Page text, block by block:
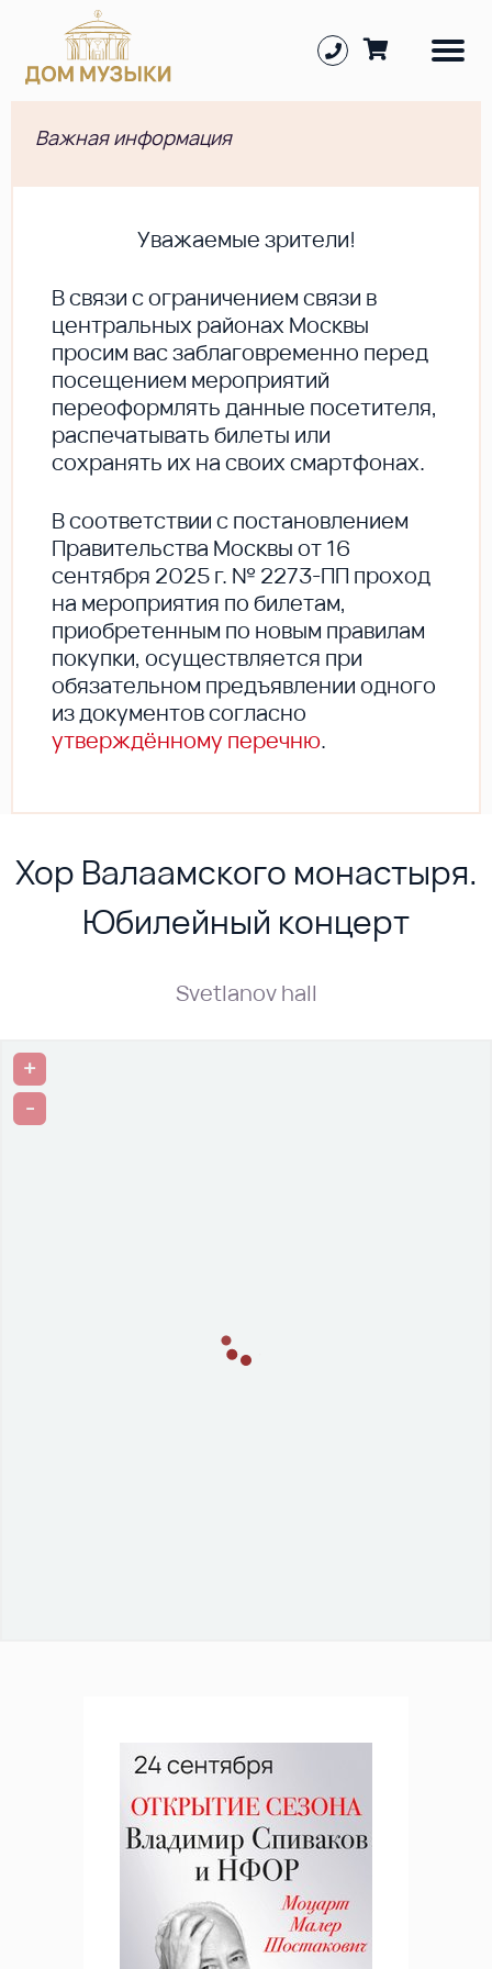
Важная информация
Уважаемые зрители!
В cвязи с ограничением связи в
центральных районах Москвы
просим вас заблаговременно перед
посещением мероприятий
переоформлять данные посетителя,
распечатывать билеты или
сохранять их на своих смартфонах.
В соответствии с постановлением
Правительства Москвы от 16
сентября 2025 г. № 2273-ПП проход
на мероприятия по билетам,
приобретенным по новым правилам
покупки, осуществляется при
обязательном предъявлении одного
из документов согласно
утверждённому перечню.
Хор Валаамского монастыря.
Юбилейный концерт
Svetlanov hall
+
-